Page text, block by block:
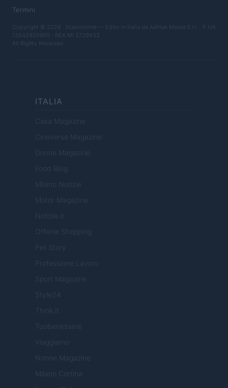
Termini
Copyright © 2026 · Ilcalcionline — Edito in Italia da AdHub Media S.r.l. · P.IVA
13542920965 · REA MI 2729933
All Rights Reserved
ITALIA
Casa Magazine
Cineverse Magazine
Donne Magazine
Food Blog
Milano Notizie
Motor Magazine
Notizie.it
Offerte Shopping
Pet Story
Professione Lavoro
Sport Magazine
Style24
Think.it
Tuobenessere
Viaggiamo
Nonne Magazine
Milano Cortina